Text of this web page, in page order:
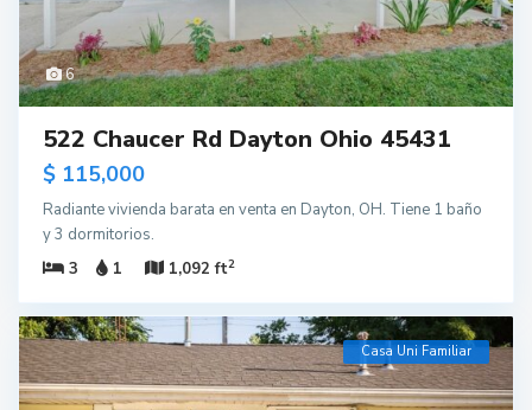
6
522 Chaucer Rd Dayton Ohio 45431
$ 115,000
Radiante vivienda barata en venta en Dayton, OH. Tiene 1 baño
y 3 dormitorios.
3
1 1,092 ft2
Casa Uni Familiar